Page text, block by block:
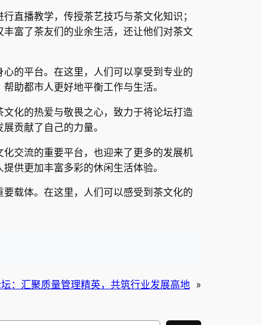
直播教学，传授茶艺技巧与茶文化知识；
富了茶友们的业余生活，还让他们对茶文
的平台。在这里，人们可以享受到专业的
助都市人更好地平衡工作与生活。
化的热爱与敬畏之心，致力于将论坛打造
贡献了自己的力量。
交流的重要平台，也迎来了更多的发展机
供更加丰富多彩的休闲生活体验。
载体。在这里，人们可以感受到茶文化的
：汇聚质量管理精英，共筑行业发展高地 »